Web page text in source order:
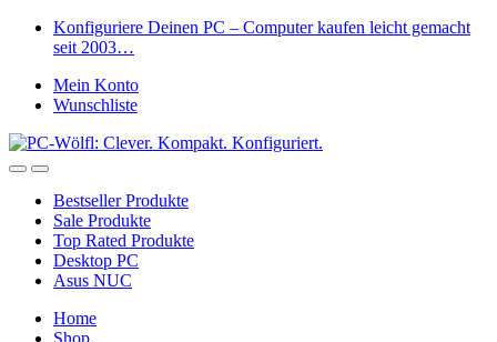
Skip
Skip
Konfiguriere Deinen PC – Computer kaufen leicht gemacht
seit 2003…
Mein Konto
Wunschliste
OpenClose
Bestseller Produkte
Sale Produkte
Top Rated Produkte
Desktop PC
Asus NUC
Home
Shop